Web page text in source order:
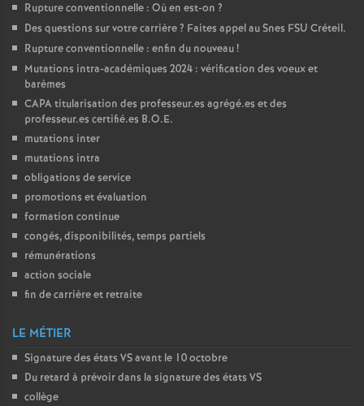
Rupture conventionnelle : Où en est-on ?
Des questions sur votre carrière? Faites appel au Snes FSU Créteil.
Rupture conventionnelle : enfin du nouveau!
Mutations intra-académiques 2024 : vérification des voeux et
barèmes
CAPAtitularisation des professeur.es agrégé.es et des
professeur.es certifié.es B.O.E.
mutations inter
mutations intra
obligations de service
promotions et évaluation
formation continue
congés, disponibilités, temps partiels
rémunérations
action sociale
fin de carrière et retraite
LE MÉTIER
Signature des états VSavant le 10 octobre
Du retard à prévoir dans la signature des états VS
collège